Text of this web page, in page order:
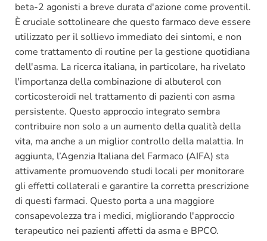
beta-2 agonisti a breve durata d'azione come proventil.
È cruciale sottolineare che questo farmaco deve essere
utilizzato per il sollievo immediato dei sintomi, e non
come trattamento di routine per la gestione quotidiana
dell'asma. La ricerca italiana, in particolare, ha rivelato
l'importanza della combinazione di albuterol con
corticosteroidi nel trattamento di pazienti con asma
persistente. Questo approccio integrato sembra
contribuire non solo a un aumento della qualità della
vita, ma anche a un miglior controllo della malattia. In
aggiunta, l’Agenzia Italiana del Farmaco (AIFA) sta
attivamente promuovendo studi locali per monitorare
gli effetti collaterali e garantire la corretta prescrizione
di questi farmaci. Questo porta a una maggiore
consapevolezza tra i medici, migliorando l'approccio
terapeutico nei pazienti affetti da asma e BPCO.